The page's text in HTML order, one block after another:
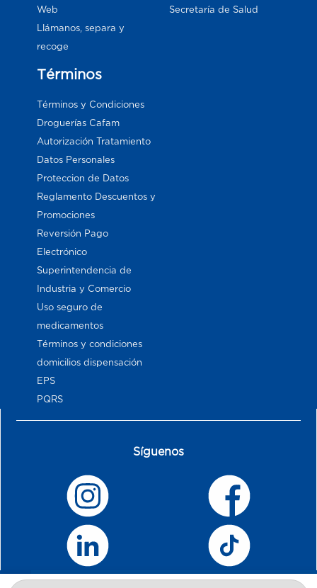
Web
Llámanos, separa y
recoge
Secretaría de Salud
Términos
Términos y Condiciones
Droguerías Cafam
Autorización Tratamiento
Datos Personales
Proteccion de Datos
Reglamento Descuentos y
Promociones
Reversión Pago
Electrónico
Superintendencia de
Industria y Comercio
Uso seguro de
medicamentos
Términos y condiciones
domicilios dispensación
EPS
PQRS
Síguenos